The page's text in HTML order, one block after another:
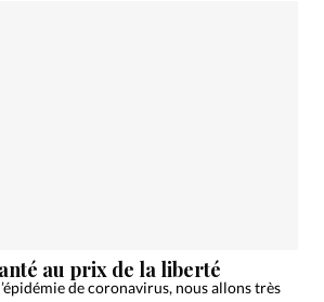
au prix de la liberté
de coronavirus, nous allons très